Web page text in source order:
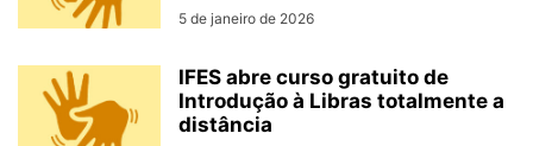
5 de janeiro de 2026
IFES abre curso gratuito de
Introdução à Libras totalmente a
distância